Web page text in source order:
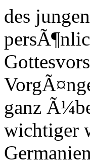
des
ganz
wichtiger